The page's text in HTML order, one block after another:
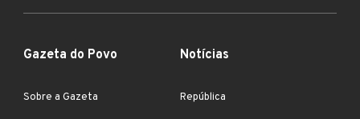
Gazeta do Povo
Sobre a Gazeta
Notícias
República